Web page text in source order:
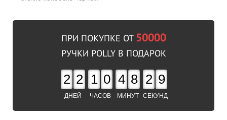
ПРИ ПОКУПКЕ ОТ 50000
РУЧКИ POLLY В ПОДАРОК
2 2
ДНЕЙ
1 0
ЧАСОВ
4 8
МИНУТ
2 8
СЕКУНД